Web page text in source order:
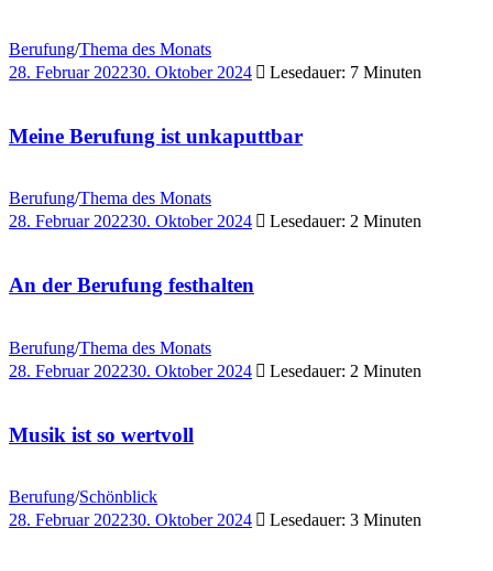
Berufung/Thema des Monats
28. Februar 202230. Oktober 2024 Lesedauer: 7 Minuten
Meine Berufung ist unkaputtbar
Berufung/Thema des Monats
28. Februar 202230. Oktober 2024 Lesedauer: 2 Minuten
An der Berufung festhalten
Berufung/Thema des Monats
28. Februar 202230. Oktober 2024 Lesedauer: 2 Minuten
Musik ist so wertvoll
Berufung/Schönblick
28. Februar 202230. Oktober 2024 Lesedauer: 3 Minuten